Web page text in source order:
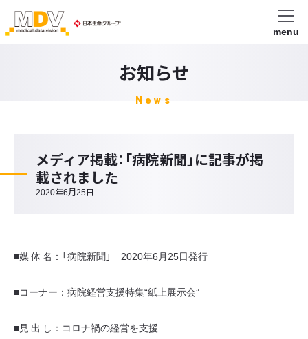
menu
お知らせ
News
メディア掲載：「病院新聞」に記事が掲
載されました
2020年6月25日
■媒 体 名：「病院新聞」 2020年6月25日発行
■コーナー：病院経営支援特集“紙上展示会”
■見 出 し：コロナ禍の経営を支援